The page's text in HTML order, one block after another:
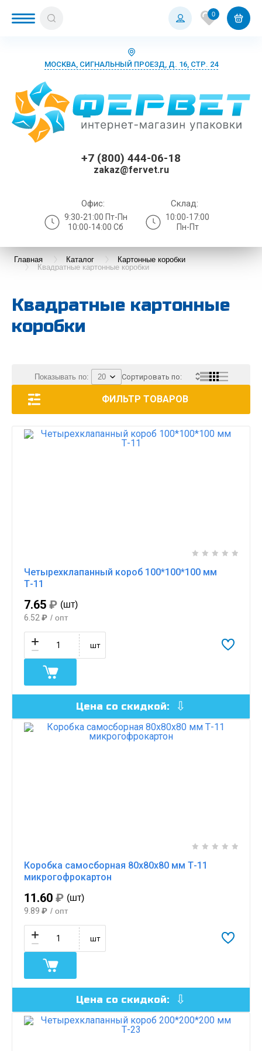
0
МОСКВА, СИГНАЛЬНЫЙ ПРОЕЗД, Д. 16, СТР. 24
+7 (800) 444-06-18
zakaz@fervet.ru
Офис:
9:30-21:00 Пт-Пн
10:00-14:00 Сб
Склад:
10:00-17:00
Пн-Пт
Главная Каталог
Картонные коробки
Квадратные картонные коробки
Квадратные картонные
коробки
ФИЛЬТР ТОВАРОВ
Показывать по: Сортировать по:
Четырехклапанный короб 100*100*100 мм
Т-11
7.65 ₽ (шт)
6.52 ₽ / опт
шт
Цена со скидкой:
Коробка самосборная 80х80х80 мм Т-11
микрогофрокартон
11.60 ₽ (шт)
9.89 ₽ / опт
шт
Цена со скидкой: